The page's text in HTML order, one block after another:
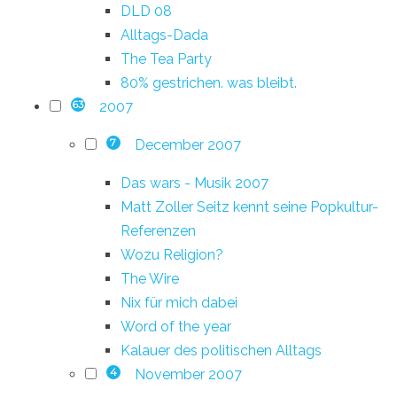
DLD 08
Alltags-Dada
The Tea Party
80% gestrichen. was bleibt.
63 2007
7 December 2007
Das wars - Musik 2007
Matt Zoller Seitz kennt seine Popkultur-
Referenzen
Wozu Religion?
The Wire
Nix für mich dabei
Word of the year
Kalauer des politischen Alltags
4 November 2007